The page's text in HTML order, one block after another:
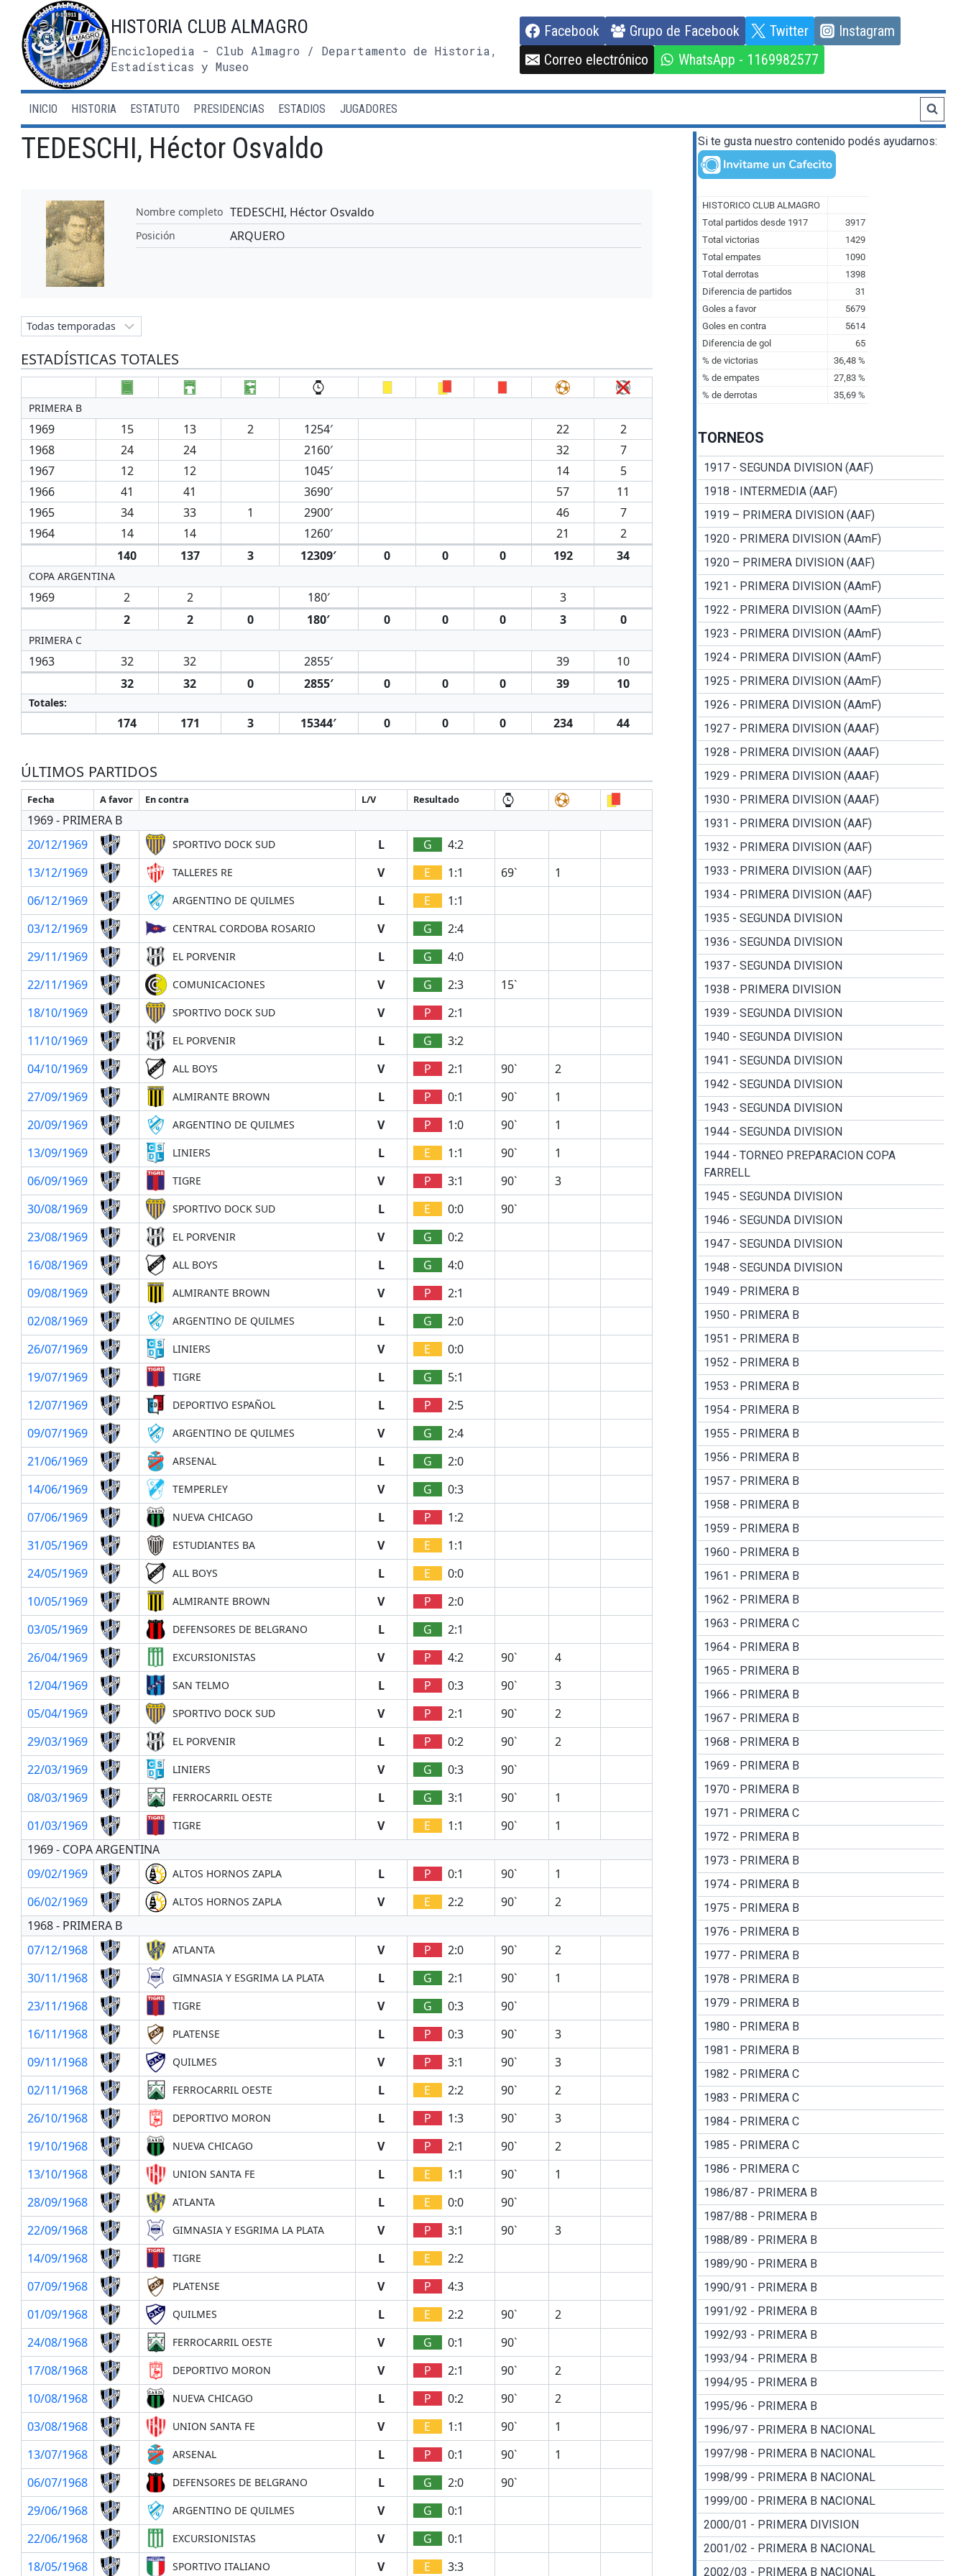
contenido
HISTORIA CLUB ALMAGRO
Enciclopedia - Club Almagro / Departamento de Historia,
Estadísticas y Museo
Facebook Grupo de Facebook Twitter
Instagram
Correo electrónico
WhatsApp - 1169982577
INICIO HISTORIA ESTATUTO PRESIDENCIAS ESTADIOS JUGADORES
TEDESCHI, Héctor Osvaldo
Nombre completo TEDESCHI, Héctor Osvaldo
Posición ARQUERO
ESTADÍSTICAS TOTALES
PRIMERA B
1969 15 13 2 1254′ 22
2
1968
24 24 2160′ 32
7
1967
12 12 1045′ 14
5
1966
41 41 3690′ 57
11
1965
34 33 1 2900′ 46
7
1964
14 14 1260′ 21
2
140
137 3 12309′ 0 0 0 192 34
COPA ARGENTINA
1969 2 2 180′
3
2
2 0 180′ 0 0 0 3 0
PRIMERA C
1963 32 32 2855′ 39
10
32
32 0 2855′ 0 0 0 39 10
Totales:
174 171 3 15344′ 0 0 0 234 44
ÚLTIMOS PARTIDOS
Fecha A favor En contra L/V Resultado
1969 - PRIMERA B
20/12/1969
SPORTIVO DOCK SUD L G
4:2
13/12/1969
TALLERES RE V E 1:1 69`
1
06/12/1969
ARGENTINO DE QUILMES L E
1:1
03/12/1969
CENTRAL CORDOBA ROSARIO V G
2:4
29/11/1969
EL PORVENIR L G
4:0
22/11/1969
COMUNICACIONES V G 2:3
15`
18/10/1969
SPORTIVO DOCK SUD V P
2:1
11/10/1969
EL PORVENIR L G
3:2
04/10/1969
ALL BOYS V P 2:1 90`
2
27/09/1969
ALMIRANTE BROWN L P 0:1 90`
1
20/09/1969
ARGENTINO DE QUILMES V P 1:0 90`
1
13/09/1969
LINIERS L E 1:1 90`
1
06/09/1969
TIGRE V P 3:1 90`
3
30/08/1969
SPORTIVO DOCK SUD L E 0:0
90`
23/08/1969
EL PORVENIR V G
0:2
16/08/1969
ALL BOYS L G
4:0
09/08/1969
ALMIRANTE BROWN V P
2:1
02/08/1969
ARGENTINO DE QUILMES L G
2:0
26/07/1969
LINIERS V E
0:0
19/07/1969
TIGRE L G
5:1
12/07/1969
DEPORTIVO ESPAÑOL L P
2:5
09/07/1969
ARGENTINO DE QUILMES V G
2:4
21/06/1969
ARSENAL L G
2:0
14/06/1969
TEMPERLEY V G
0:3
07/06/1969
NUEVA CHICAGO L P
1:2
31/05/1969
ESTUDIANTES BA V E
1:1
24/05/1969
ALL BOYS L E
0:0
10/05/1969
ALMIRANTE BROWN V P
2:0
03/05/1969
DEFENSORES DE BELGRANO L G
2:1
26/04/1969
EXCURSIONISTAS V P 4:2 90`
4
12/04/1969
SAN TELMO L P 0:3 90`
3
05/04/1969
SPORTIVO DOCK SUD V P 2:1 90`
2
29/03/1969
EL PORVENIR L P 0:2 90`
2
22/03/1969
LINIERS V G 0:3
90`
08/03/1969
FERROCARRIL OESTE L G 3:1 90`
1
01/03/1969
TIGRE V E 1:1 90`
1
1969 - COPA ARGENTINA
09/02/1969
ALTOS HORNOS ZAPLA L P 0:1 90`
1
06/02/1969
ALTOS HORNOS ZAPLA V E 2:2 90`
2
1968 - PRIMERA B
07/12/1968
ATLANTA V P 2:0 90`
2
30/11/1968
GIMNASIA Y ESGRIMA LA PLATA L G 2:1 90`
1
23/11/1968
TIGRE V G 0:3
90`
16/11/1968
PLATENSE L P 0:3 90`
3
09/11/1968
QUILMES V P 3:1 90`
3
02/11/1968
FERROCARRIL OESTE L E 2:2 90`
2
26/10/1968
DEPORTIVO MORON L P 1:3 90`
3
19/10/1968
NUEVA CHICAGO V P 2:1 90`
2
13/10/1968
UNION SANTA FE L E 1:1 90`
1
28/09/1968
ATLANTA L E 0:0
90`
22/09/1968
GIMNASIA Y ESGRIMA LA PLATA V P 3:1 90`
3
14/09/1968
TIGRE L E
2:2
07/09/1968
PLATENSE V P
4:3
01/09/1968
QUILMES L E 2:2 90`
2
24/08/1968
FERROCARRIL OESTE V G 0:1
90`
17/08/1968
DEPORTIVO MORON V P 2:1 90`
2
10/08/1968
NUEVA CHICAGO L P 0:2 90`
2
03/08/1968
UNION SANTA FE V E 1:1 90`
1
13/07/1968
ARSENAL L P 0:1 90`
1
06/07/1968
DEFENSORES DE BELGRANO L G 2:0
90`
29/06/1968
ARGENTINO DE QUILMES V G
0:1
22/06/1968
EXCURSIONISTAS V G
0:1
18/05/1968
SPORTIVO ITALIANO V E 3:3
Si te gusta nuestro contenido podés ayudarnos:
TORNEOS
1917 - SEGUNDA DIVISION (AAF)
1918 - INTERMEDIA (AAF)
1919 – PRIMERA DIVISION (AAF)
1920 - PRIMERA DIVISION (AAmF)
1920 – PRIMERA DIVISION (AAF)
1921 - PRIMERA DIVISION (AAmF)
1922 - PRIMERA DIVISION (AAmF)
1923 - PRIMERA DIVISION (AAmF)
1924 - PRIMERA DIVISION (AAmF)
1925 - PRIMERA DIVISION (AAmF)
1926 - PRIMERA DIVISION (AAmF)
1927 - PRIMERA DIVISION (AAAF)
1928 - PRIMERA DIVISION (AAAF)
1929 - PRIMERA DIVISION (AAAF)
1930 - PRIMERA DIVISION (AAAF)
1931 - PRIMERA DIVISION (AAF)
1932 - PRIMERA DIVISION (AAF)
1933 - PRIMERA DIVISION (AAF)
1934 - PRIMERA DIVISION (AAF)
1935 - SEGUNDA DIVISION
1936 - SEGUNDA DIVISION
1937 - SEGUNDA DIVISION
1938 - PRIMERA DIVISION
1939 - SEGUNDA DIVISION
1940 - SEGUNDA DIVISION
1941 - SEGUNDA DIVISION
1942 - SEGUNDA DIVISION
1943 - SEGUNDA DIVISION
1944 - SEGUNDA DIVISION
1944 - TORNEO PREPARACION COPA
FARRELL
1945 - SEGUNDA DIVISION
1946 - SEGUNDA DIVISION
1947 - SEGUNDA DIVISION
1948 - SEGUNDA DIVISION
1949 - PRIMERA B
1950 - PRIMERA B
1951 - PRIMERA B
1952 - PRIMERA B
1953 - PRIMERA B
1954 - PRIMERA B
1955 - PRIMERA B
1956 - PRIMERA B
1957 - PRIMERA B
1958 - PRIMERA B
1959 - PRIMERA B
1960 - PRIMERA B
1961 - PRIMERA B
1962 - PRIMERA B
1963 - PRIMERA C
1964 - PRIMERA B
1965 - PRIMERA B
1966 - PRIMERA B
1967 - PRIMERA B
1968 - PRIMERA B
1969 - PRIMERA B
1970 - PRIMERA B
1971 - PRIMERA C
1972 - PRIMERA B
1973 - PRIMERA B
1974 - PRIMERA B
1975 - PRIMERA B
1976 - PRIMERA B
1977 - PRIMERA B
1978 - PRIMERA B
1979 - PRIMERA B
1980 - PRIMERA B
1981 - PRIMERA B
1982 - PRIMERA C
1983 - PRIMERA C
1984 - PRIMERA C
1985 - PRIMERA C
1986 - PRIMERA C
1986/87 - PRIMERA B
1987/88 - PRIMERA B
1988/89 - PRIMERA B
1989/90 - PRIMERA B
1990/91 - PRIMERA B
1991/92 - PRIMERA B
1992/93 - PRIMERA B
1993/94 - PRIMERA B
1994/95 - PRIMERA B
1995/96 - PRIMERA B
1996/97 - PRIMERA B NACIONAL
1997/98 - PRIMERA B NACIONAL
1998/99 - PRIMERA B NACIONAL
1999/00 - PRIMERA B NACIONAL
2000/01 - PRIMERA DIVISION
2001/02 - PRIMERA B NACIONAL
2002/03 - PRIMERA B NACIONAL